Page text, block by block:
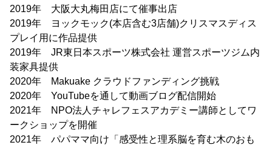
2019年 大阪大丸梅田店にて催事出店
2019年 ヨックモック(本店含む3店舗)クリスマスディス
プレイ用に作品提供
2019年 JR東日本スポーツ株式会社 運営スポーツジム内
装家具提供
2020年 Makuake クラウドファンディング挑戦
2020年 YouTubeを通して動画ブログ配信開始
2021年 NPO法人チャレフェスアカデミー講師としてワ
ークショップを開催
2021年 パパママ向け「感受性と理系脳を育む木のおも